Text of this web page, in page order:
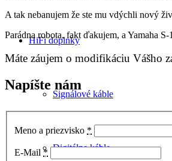
HiFi doplnky
Signálové káble
Digitálne káble
A tak nebanujem že ste mu vdýchli nový
Parádna robota, fakt ďakujem, a Yamaha
Máte záujem o modifikáciu Vášho
Napíšte nám
Meno a priezvisko *
E-Mail*